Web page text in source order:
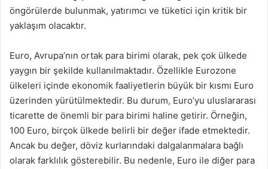
öngörülerde bulunmak, yatırımcı ve tüketici için kritik bir
yaklaşım olacaktır.
Euro, Avrupa’nın ortak para birimi olarak, pek çok ülkede
yaygın bir şekilde kullanılmaktadır. Özellikle Eurozone
ülkeleri içinde ekonomik faaliyetlerin büyük bir kısmı Euro
üzerinden yürütülmektedir. Bu durum, Euro’yu uluslararası
ticarette de önemli bir para birimi haline getirir. Örneğin,
100 Euro, birçok ülkede belirli bir değer ifade etmektedir.
Ancak bu değer, döviz kurlarındaki dalgalanmalara bağlı
olarak farklılık gösterebilir. Bu nedenle, Euro ile diğer para